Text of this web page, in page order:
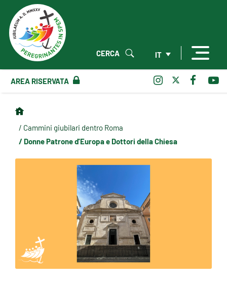
IT
CERCA
AREA RISERVATA
/ Cammini giubilari dentro Roma
/ Donne Patrone d'Europa e Dottori della Chiesa